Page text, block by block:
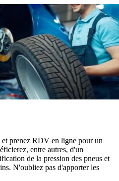
et prenez RDV en ligne pour un
entre autres, d'un
de la pression des pneus et
N'oubliez pas d'apporter les